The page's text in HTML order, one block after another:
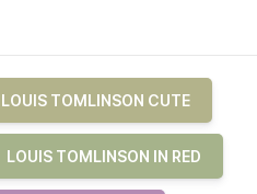
LOUIS TOMLINSON CUTE
LOUIS TOMLINSON IN RED